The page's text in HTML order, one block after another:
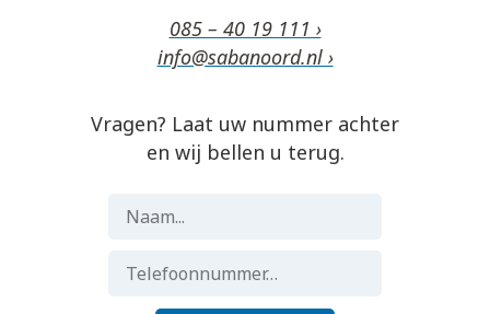
085 – 40 19 111 ›
info@sabanoord.nl ›
Vragen? Laat uw nummer achter
en wij bellen u terug.